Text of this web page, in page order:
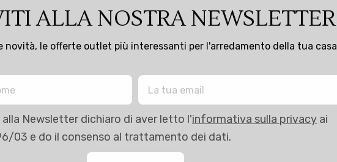
ALLA NOSTRA NEWSLETTER
novità, le offerte outlet più interessanti per l'arredamento della tua casa
Newsletter dichiaro di aver letto l'informativa sulla privacy ai
03 e do il consenso al trattamento dei dati.